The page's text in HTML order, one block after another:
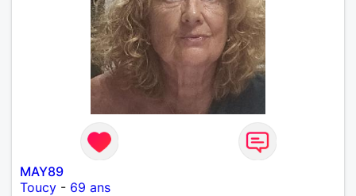
MAY89
Toucy - 69 ans